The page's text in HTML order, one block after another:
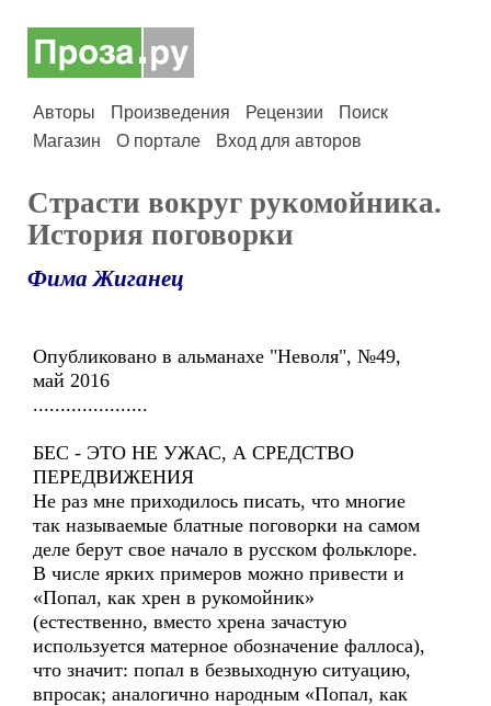
Авторы Произведения Рецензии
Поиск
Магазин
О портале Вход для авторов
Страсти вокруг рукомойника.
История поговорки
Фима Жиганец
Опубликовано в альманахе "Неволя", №49,
май 2016
.....................
БЕС - ЭТО НЕ УЖАС, А СРЕДСТВО
ПЕРЕДВИЖЕНИЯ
Не раз мне приходилось писать, что многие
так называемые блатные поговорки на самом
деле берут свое начало в русском фольклоре.
В числе ярких примеров можно привести и
«Попал, как хрен в рукомойник»
(естественно, вместо хрена зачастую
используется матерное обозначение фаллоса),
что значит: попал в безвыходную ситуацию,
впросак; аналогично народным «Попал, как